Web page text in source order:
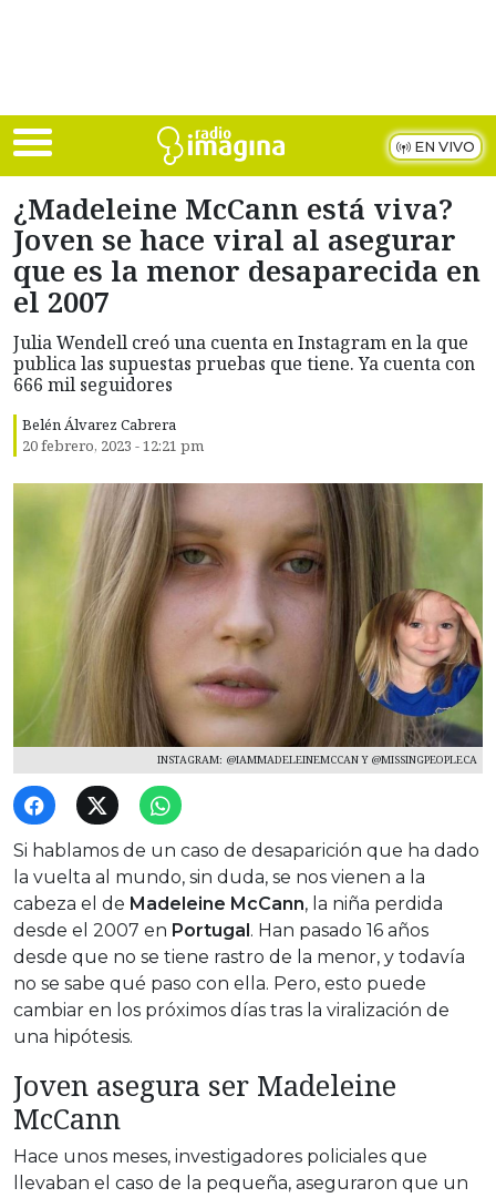
EN VIVO
¿Madeleine McCann está viva?
Joven se hace viral al asegurar
que es la menor desaparecida en
el 2007
Julia Wendell creó una cuenta en Instagram en la que
publica las supuestas pruebas que tiene. Ya cuenta con
666 mil seguidores
Belén Álvarez Cabrera
20 febrero, 2023 - 12:21 pm
INSTAGRAM: @IAMMADELEINEMCCAN Y @MISSINGPEOPLECA
Si hablamos de un caso de desaparición que ha dado
la vuelta al mundo, sin duda, se nos vienen a la
cabeza el de Madeleine McCann, la niña perdida
desde el 2007 en Portugal . Han pasado 16 años
desde que no se tiene rastro de la menor, y todavía
no se sabe qué paso con ella. Pero, esto puede
cambiar en los próximos días tras la viralización de
una hipótesis.
Joven asegura ser Madeleine
McCann
Hace unos meses, investigadores policiales que
llevaban el caso de la pequeña, aseguraron que un